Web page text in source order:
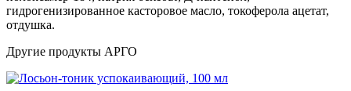
гидрогенизированное касторовое масло, токоферола ацетат,
отдушка.
Другие продукты АРГО